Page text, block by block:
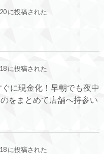
に投稿された
に投稿された
に現金化！早朝でも夜中
をまとめて店舗へ持参い
に投稿された